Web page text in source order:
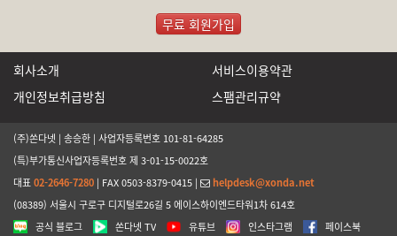
무료 회원가입
회사소개
서비스이용약관
개인정보취급방침
스팸관리규약
(주)쏜다넷 | 송승한 | 사업자등록번호 101-81-64285
(특)부가통신사업자등록번호 제 3-01-15-0022호
대표02-2646-7280 | FAX 0503-8379-0415 |
helpdesk@xonda.net
(08389) 서울시 구로구 디지털로26길 5 에이스하이엔드타워1차 614호
공식 블로그
쏜다넷 TV 유튜브 인스타그램 페이스북